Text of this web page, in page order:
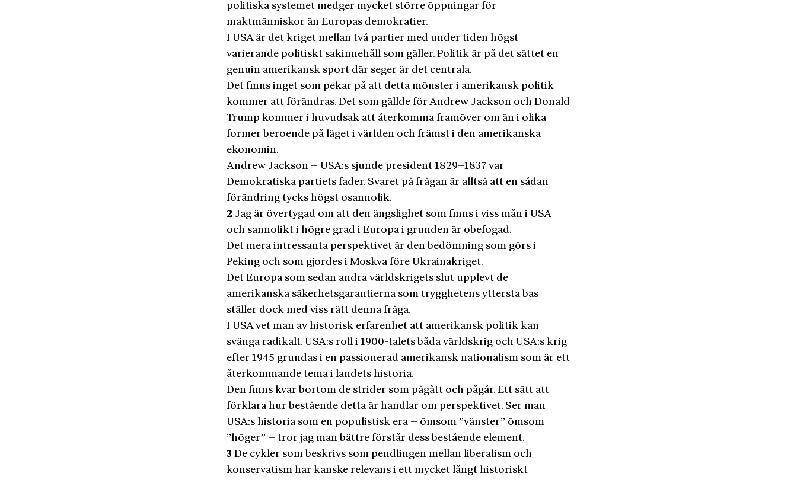
politiska systemet medger mycket större öppningar för
maktmänniskor än Europas demokratier.
I USA är det kriget mellan två partier med under tiden högst
varierande politiskt sakinnehåll som gäller. Politik är på det sättet en
genuin amerikansk sport där seger är det centrala.
Det finns inget som pekar på att detta mönster i amerikansk politik
kommer att förändras. Det som gällde för Andrew Jackson och Donald
Trump kommer i huvudsak att återkomma framöver om än i olika
former beroende på läget i världen och främst i den amerikanska
ekonomin.
Andrew Jackson – USA:s sjunde president 1829–1837 var
Demokratiska partiets fader. Svaret på frågan är alltså att en sådan
förändring tycks högst osannolik.
2 Jag är övertygad om att den ängslighet som finns i viss mån i USA
och sannolikt i högre grad i Europa i grunden är obefogad.
Det mera intressanta perspektivet är den bedömning som görs i
Peking och som gjordes i Moskva före Ukrainakriget.
Det Europa som sedan andra världskrigets slut upplevt de
amerikanska säkerhetsgarantierna som trygghetens yttersta bas
ställer dock med viss rätt denna fråga.
I USA vet man av historisk erfarenhet att amerikansk politik kan
svänga radikalt. USA:s roll i 1900-talets båda världskrig och USA:s krig
efter 1945 grundas i en passionerad amerikansk nationalism som är ett
återkommande tema i landets historia.
Den finns kvar bortom de strider som pågått och pågår. Ett sätt att
förklara hur bestående detta är handlar om perspektivet. Ser man
USA:s historia som en populistisk era – ömsom ”väns­ter” ömsom
”höger” – tror jag man bättre förstår dess bestående element.
3 De cykler som beskrivs som pendlingen mellan liberalism och
konservatism har kanske relevans i ett mycket långt historiskt